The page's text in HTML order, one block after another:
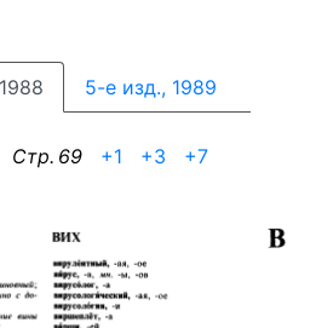
5-е изд., 1989
Cтр. 69 +1 +3 +7